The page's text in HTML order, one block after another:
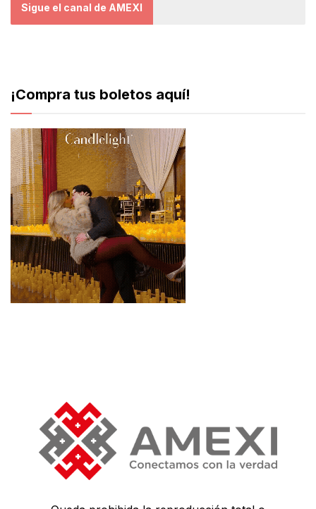
Sigue el canal de AMEXI
¡Compra tus boletos aquí!